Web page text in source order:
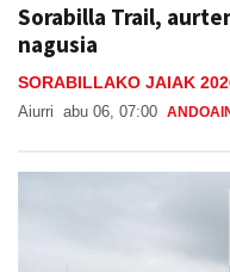
Sorabilla Trail,
nagusia
SORABILLAKO JAIAK
Aiurri abu 06, 07:00